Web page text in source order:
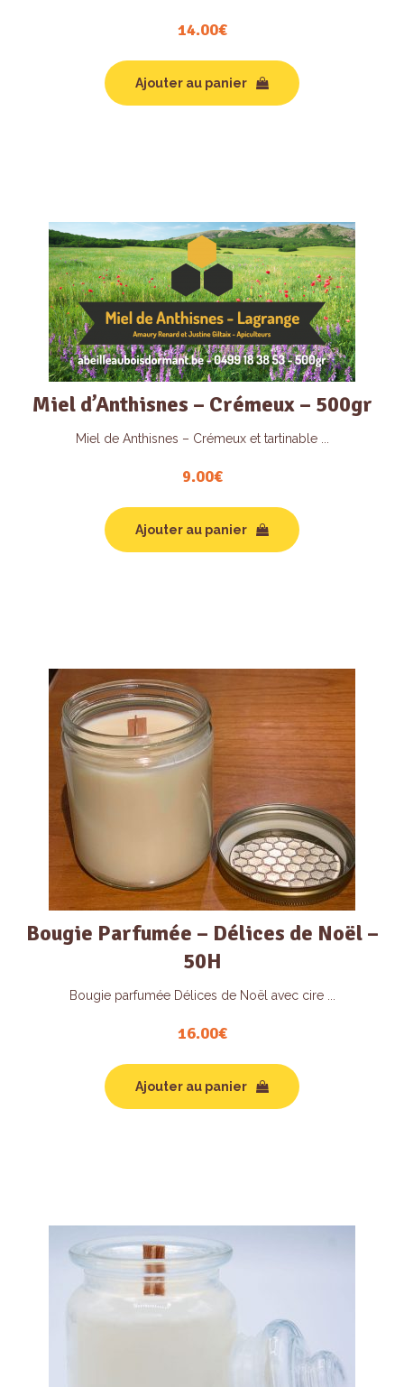
14.00€
Ajouter au panier
Miel d’Anthisnes – Crémeux – 500gr
Miel de Anthisnes – Crémeux et tartinable ...
9.00€
Ajouter au panier
Bougie Parfumée – Délices de Noël –
50H
Bougie parfumée Délices de Noël avec cire ...
16.00€
Ajouter au panier